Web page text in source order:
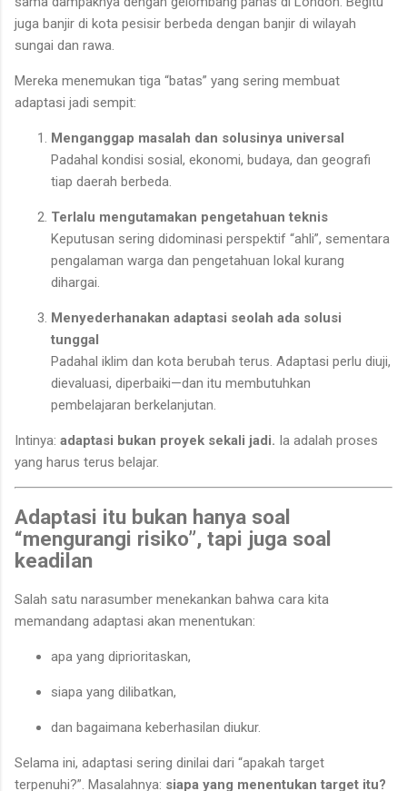
juga banjir di kota pesisir berbeda dengan banjir di wilayah
sungai dan rawa.
Mereka menemukan tiga “batas” yang sering membuat
adaptasi jadi sempit:
Menganggap masalah dan solusinya universal
Padahal kondisi sosial, ekonomi, budaya, dan geografi
tiap daerah berbeda.
Terlalu mengutamakan pengetahuan teknis
Keputusan sering didominasi perspektif “ahli”, sementara
pengalaman warga dan pengetahuan lokal kurang
dihargai.
Menyederhanakan adaptasi seolah ada solusi
tunggal
Padahal iklim dan kota berubah terus. Adaptasi perlu diuji,
dievaluasi, diperbaiki—dan itu membutuhkan
pembelajaran berkelanjutan.
Intinya: adaptasi bukan proyek sekali jadi. Ia adalah proses
yang harus terus belajar.
Adaptasi itu bukan hanya soal
“mengurangi risiko”, tapi juga soal
keadilan
Salah satu narasumber menekankan bahwa cara kita
memandang adaptasi akan menentukan:
apa yang diprioritaskan,
siapa yang dilibatkan,
dan bagaimana keberhasilan diukur.
Selama ini, adaptasi sering dinilai dari “apakah target
terpenuhi?”. Masalahnya: siapa yang menentukan target itu?